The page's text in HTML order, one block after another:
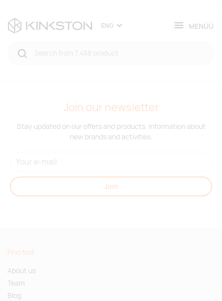
ENG MENÜÜ
Join our newsletter
Stay updated on our offers and products. Information about
new brands and activities.
Join
Find fast
About us
Team
Blog